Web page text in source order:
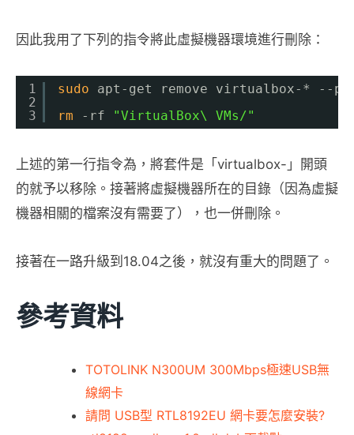
因此我用了下列的指令將此虛擬機器環境進行刪除：
1
2
3
sudo
apt-get remove virtualbox-* --
rm
-rf "VirtualBox\ VMs/"
上述的第一行指令為，將套件是「virtualbox-」開頭
的就予以移除。接著將虛擬機器所在的目錄（因為虛擬
機器相關的檔案沒有需要了），也一併刪除。
接著在一路升級到18.04之後，就沒有重大的問題了。
參考資料
TOTOLINK N300UM 300Mbps極速USB無
線網卡
請問 USB型 RTL8192EU 網卡要怎麼安裝?